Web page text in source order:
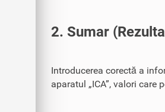
2. Sumar
Introducerea corectă a
aparatul „ICA”, valori